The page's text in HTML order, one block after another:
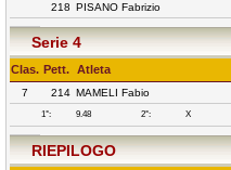
218 PISANO Fabrizio
Serie 4
Clas. Pett. Atleta
7 214 MAMELI Fabio
1°: 9.48 2°: X
RIEPILOGO